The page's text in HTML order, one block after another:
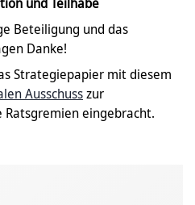
Beteiligung und das
Danke!
Strategiepapier mit diesem
Ausschusszur
Ratsgremien eingebracht.